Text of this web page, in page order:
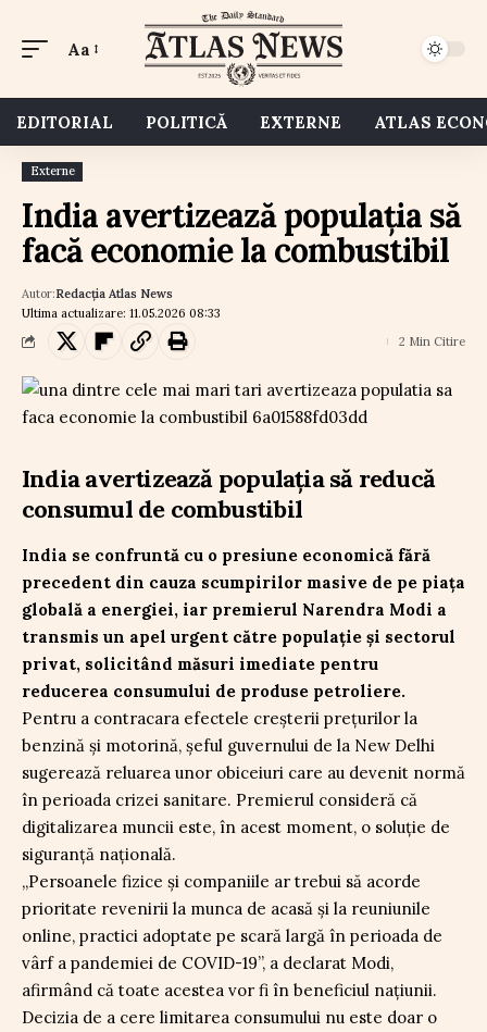
Aa
EDITORIAL POLITICĂ EXTERNE ATLAS
Externe
India avertizează populația să
facă economie la combustibil
Ultima actualizare: 11.05.2026 08:33
Autor:Redacția Atlas News
2 Min Citire
India avertizează populația să reducă
consumul de combustibil
India se confruntă cu o presiune economică fără
precedent din cauza scumpirilor masive de pe piața
globală a energiei, iar premierul Narendra Modi a
transmis un apel urgent către populație și sectorul
privat, solicitând măsuri imediate pentru
reducerea consumului de produse petroliere.
Pentru a contracara efectele creșterii prețurilor la
benzină și motorină, șeful guvernului de la New Delhi
sugerează reluarea unor obiceiuri care au devenit normă
în perioada crizei sanitare. Premierul consideră că
digitalizarea muncii este, în acest moment, o soluție de
siguranță națională.
„Persoanele fizice şi companiile ar trebui să acorde
prioritate revenirii la munca de acasă şi la reuniunile
online, practici adoptate pe scară largă în perioada de
vârf a pandemiei de COVID-19”, a declarat Modi,
afirmând că toate acestea vor fi în beneficiul naţiunii.
Decizia de a cere limitarea consumului nu este doar o